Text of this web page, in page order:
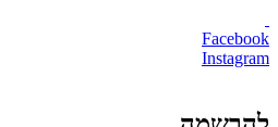
Facebook
Instagram